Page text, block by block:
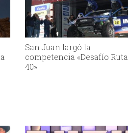
San Juan largó la
competencia «Desafío Ruta
40»